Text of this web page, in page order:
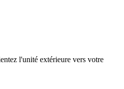
l'unité extérieure vers votre